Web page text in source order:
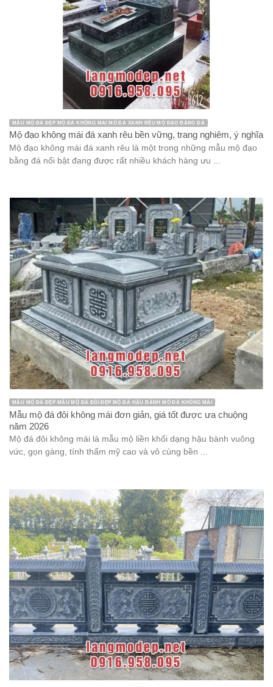
MẪU MỘ ĐÁ ĐẸP MỘ ĐÁ KHÔNG MÁI MỘ ĐÁ XANH RÊU MỘ ĐẠO BẰNG ĐÁ
Mộ đạo không mái đá xanh rêu bền vững, trang nghiêm, ý nghĩa
Mộ đạo không mái đá xanh rêu là một trong những mẫu mộ đạo
bằng đá nổi bật đang được rất nhiều khách hàng ưu ...
MẪU MỘ ĐÁ ĐẸP MẪU MỘ ĐÁ ĐÔI ĐẸP MỘ ĐÁ HẬU BÀNH MỘ ĐÁ KHÔNG MÁI
Mẫu mộ đá đôi không mái đơn giản, giá tốt được ưa chuộng
năm 2026
Mộ đá đôi không mái là mẫu mộ liền khối dạng hậu bành vuông
vức, gọn gàng, tính thẩm mỹ cao và vô cùng bền ...